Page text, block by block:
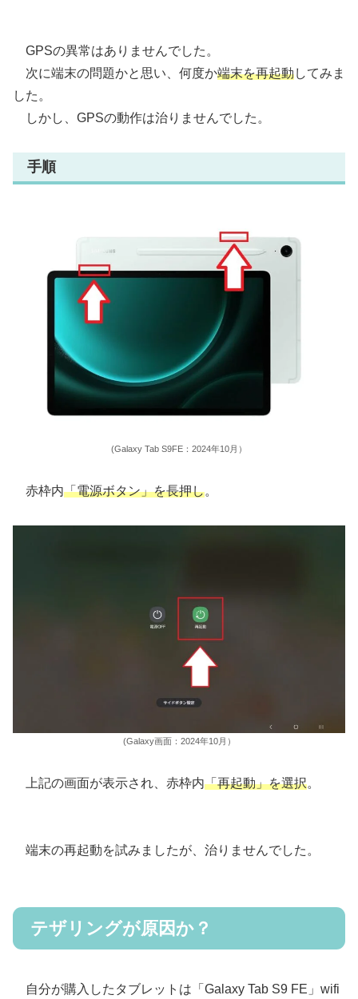
GPSの異常はありませんでした。
次に端末の問題かと思い、何度か端末を再起動してみま
した。
しかし、GPSの動作は治りませんでした。
手順
(Galaxy Tab S9FE：2024年10月）
赤枠内「電源ボタン」を長押し。
(Galaxy画面：2024年10月）
上記の画面が表示され、赤枠内「再起動」を選択。
端末の再起動を試みましたが、治りませんでした。
テザリングが原因か？
自分が購入したタブレットは「Galaxy Tab S9 FE」wifi